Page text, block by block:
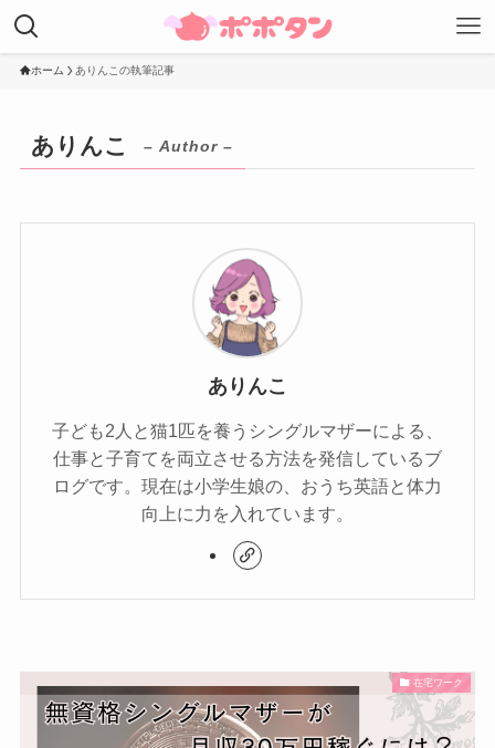
ホーム ありんこの執筆記事
ありんこ – Author –
ありんこ
子ども2人と猫1匹を養うシングルマザーによる、
仕事と子育てを両立させる方法を発信しているブ
ログです。現在は小学生娘の、おうち英語と体力
向上に力を入れています。
在宅ワーク